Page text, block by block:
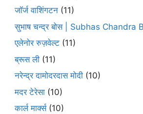
जॉर्ज वाशिंगटन (11)
सुभाष चन्द्र बोस | Subhas Chandra
एलेनोर रुज़वेल्ट (11)
ब्रूस ली (11)
नरेन्द्र दामोदरदास मोदी (10)
मदर टेरेसा (10)
कार्ल मार्क्स(10)